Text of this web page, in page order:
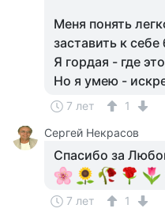
Меня понять
заставить к
Я гордая - где
Но я умею -
7 лет
1
Сергей Некрасов
Спасибо за
7 лет
1